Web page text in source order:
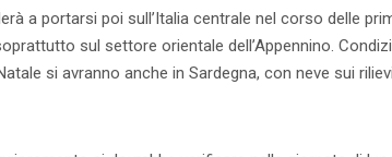
a portarsi poi sull’Italia centrale nel corso delle
sul settore orientale dell’Appennino.
si avranno anche in Sardegna, con neve sui